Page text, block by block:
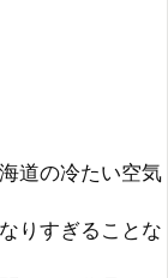
すぎることな
い作品で